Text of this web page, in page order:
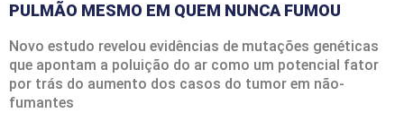
PULMÃO MESMO EM QUEM NUNCA FUMOU
Novo estudo revelou evidências de mutações genéticas
que apontam a poluição do ar como um potencial fator
por trás do aumento dos casos do tumor em não-
fumantes